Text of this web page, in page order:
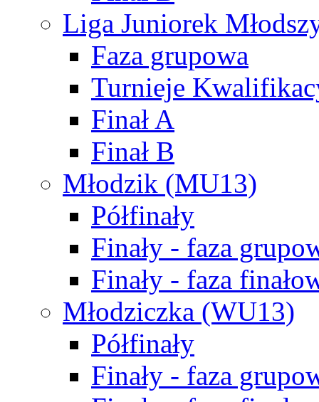
Liga Juniorek
Faza grupowa
Turnieje
Finał A
Finał B
Młodzik (MU13)
Półfinały
Finały - faza
Finały - faza
Młodziczka (WU13)
Półfinały
Finały - faza